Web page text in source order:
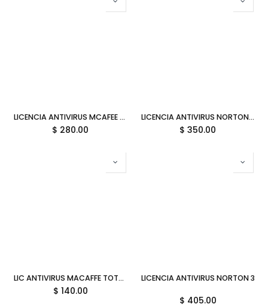
LICENCIA ANTIVIRUS MCAFEE TOTAL PROTECTION 10 DISPOSITIVOS MTP61LNRXRDAM SIN GARANTIA
$ 280.00
LICENCIA ANTIVIRUS NORTON 360 FOR GAMERS PERSONAL 3 DISPOSITIVOS 21436975 SIN GARANTIA
$ 350.00
LIC ANTIVIRUS MACAFFE TOTAL PROTECCION DVD 10D MTP31LNRXRDAM SIN GARANTIA
$ 140.00
LICENCIA ANTIVIRUS NORTON
$ 405.00